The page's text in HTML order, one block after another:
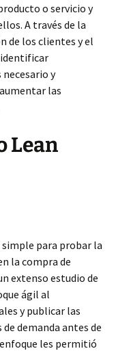
o servicio y
A través de la
de los clientes y el
identificar
y
las
Lean
para probar la
la compra de
extenso estudio de
ágil al
y publicar las
demanda antes de
les permitió